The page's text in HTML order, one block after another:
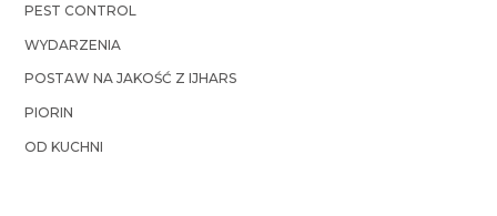
PEST CONTROL
WYDARZENIA
POSTAW NA JAKOŚĆ Z IJHARS
PIORIN
OD KUCHNI